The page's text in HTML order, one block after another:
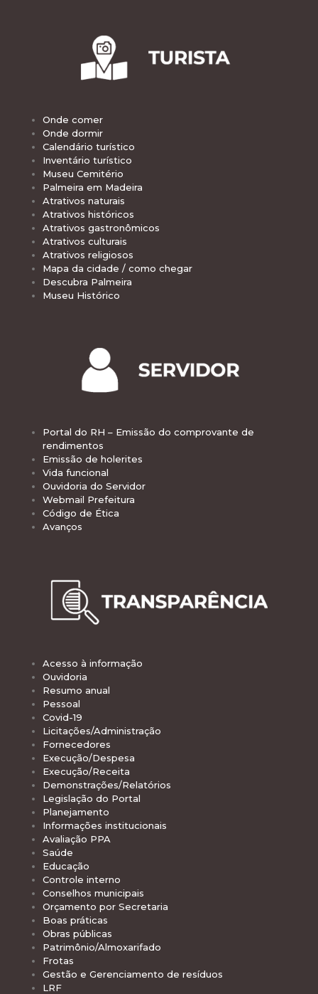
Onde comer
Onde dormir
Calendário turístico
Inventário turístico
Museu Cemitério
Palmeira em Madeira
Atrativos naturais
Atrativos históricos
Atrativos gastronômicos
Atrativos culturais
Atrativos religiosos
Mapa da cidade / como chegar
Descubra Palmeira
Museu Histórico
Portal do RH – Emissão do comprovante de
rendimentos
Emissão de holerites
Vida funcional
Ouvidoria do Servidor
Webmail Prefeitura
Código de Ética
Avanços
Acesso à informação
Ouvidoria
Resumo anual
Pessoal
Covid-19
Licitações/Administração
Fornecedores
Execução/Despesa
Execução/Receita
Demonstrações/Relatórios
Legislação do Portal
Planejamento
Informações institucionais
Avaliação PPA
Saúde
Educação
Controle interno
Conselhos municipais
Orçamento por Secretaria
Boas práticas
Obras públicas
Patrimônio/Almoxarifado
Frotas
Gestão e Gerenciamento de resíduos
LRF